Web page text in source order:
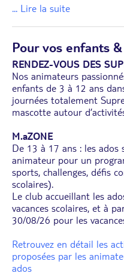
... Lire la suite
Pour vos enfants
RENDEZ-VOUS DES
Nos animateurs
enfants de 3 à 12 ans
journées totalement
mascotte autour
M.aZONE
De 13 à 17 ans : les ados
animateur pour un
sports, challenges, défis
scolaires).
Le club accueillant les
vacances scolaires, et à
30/08/26 pour les
Retrouvez en détail les
proposées par les
ados